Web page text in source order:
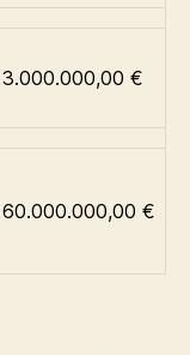
3.000.000,00 €
60.000.000,00 €